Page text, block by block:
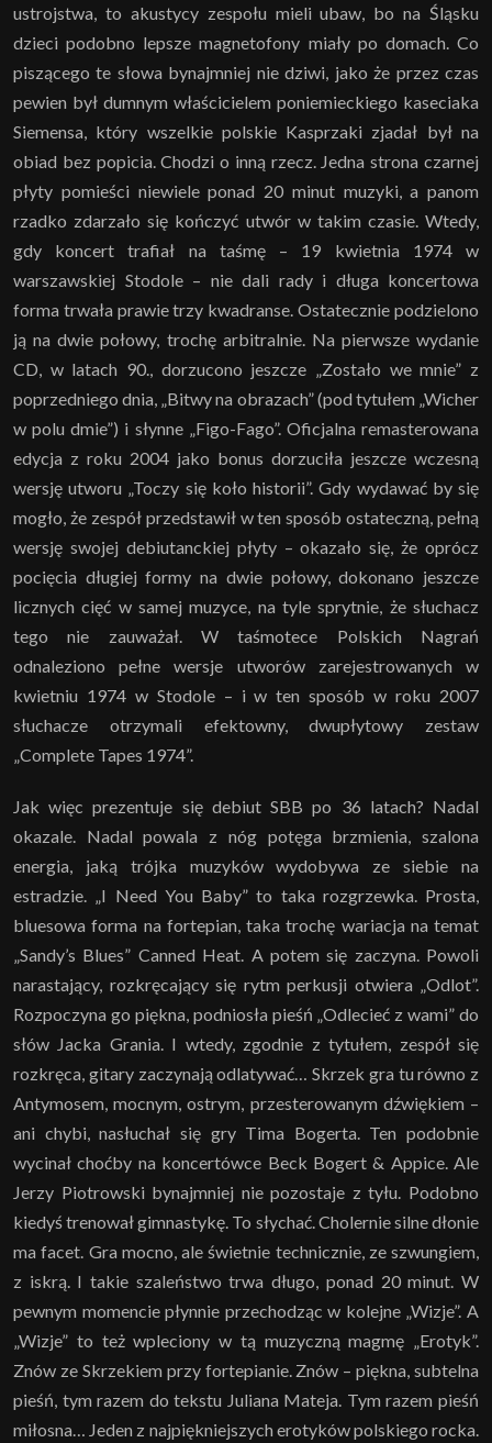
ustrojstwa, to akustycy zespołu mieli ubaw, bo na Śląsku
dzieci podobno lepsze magnetofony miały po domach. Co
piszącego te słowa bynajmniej nie dziwi, jako że przez czas
pewien był dumnym właścicielem poniemieckiego kaseciaka
Siemensa, który wszelkie polskie Kasprzaki zjadał był na
obiad bez popicia. Chodzi o inną rzecz. Jedna strona czarnej
płyty pomieści niewiele ponad 20 minut muzyki, a panom
rzadko zdarzało się kończyć utwór w takim czasie. Wtedy,
gdy koncert trafiał na taśmę – 19 kwietnia 1974 w
warszawskiej Stodole – nie dali rady i długa koncertowa
forma trwała prawie trzy kwadranse. Ostatecznie podzielono
ją na dwie połowy, trochę arbitralnie. Na pierwsze wydanie
CD, w latach 90., dorzucono jeszcze „Zostało we mnie” z
poprzedniego dnia, „Bitwy na obrazach” (pod tytułem „Wicher
w polu dmie”) i słynne „Figo-Fago”. Oficjalna remasterowana
edycja z roku 2004 jako bonus dorzuciła jeszcze wczesną
wersję utworu „Toczy się koło historii”. Gdy wydawać by się
mogło, że zespół przedstawił w ten sposób ostateczną, pełną
wersję swojej debiutanckiej płyty – okazało się, że oprócz
pocięcia długiej formy na dwie połowy, dokonano jeszcze
licznych cięć w samej muzyce, na tyle sprytnie, że słuchacz
tego nie zauważał. W taśmotece Polskich Nagrań
odnaleziono pełne wersje utworów zarejestrowanych w
kwietniu 1974 w Stodole – i w ten sposób w roku 2007
słuchacze otrzymali efektowny, dwupłytowy zestaw
„Complete Tapes 1974”.
Jak więc prezentuje się debiut SBB po 36 latach? Nadal
okazale. Nadal powala z nóg potęga brzmienia, szalona
energia, jaką trójka muzyków wydobywa ze siebie na
estradzie. „I Need You Baby” to taka rozgrzewka. Prosta,
bluesowa forma na fortepian, taka trochę wariacja na temat
„Sandy’s Blues” Canned Heat. A potem się zaczyna. Powoli
narastający, rozkręcający się rytm perkusji otwiera „Odlot”.
Rozpoczyna go piękna, podniosła pieśń „Odlecieć z wami” do
słów Jacka Grania. I wtedy, zgodnie z tytułem, zespół się
rozkręca, gitary zaczynają odlatywać… Skrzek gra tu równo z
Antymosem, mocnym, ostrym, przesterowanym dźwiękiem –
ani chybi, nasłuchał się gry Tima Bogerta. Ten podobnie
wycinał choćby na koncertówce Beck Bogert & Appice. Ale
Jerzy Piotrowski bynajmniej nie pozostaje z tyłu. Podobno
kiedyś trenował gimnastykę. To słychać. Cholernie silne dłonie
ma facet. Gra mocno, ale świetnie technicznie, ze szwungiem,
z iskrą. I takie szaleństwo trwa długo, ponad 20 minut. W
pewnym momencie płynnie przechodząc w kolejne „Wizje”. A
„Wizje” to też wpleciony w tą muzyczną magmę „Erotyk”.
Znów ze Skrzekiem przy fortepianie. Znów – piękna, subtelna
pieśń, tym razem do tekstu Juliana Mateja. Tym razem pieśń
miłosna… Jeden z najpiękniejszych erotyków polskiego rocka.